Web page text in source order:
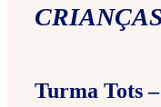
Turma Tots